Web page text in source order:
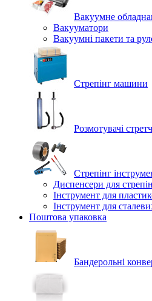
Вакуумне
Вакууматори
Вакуумні пакети та
Стрепінг машини
Розмотувачі
Стрепінг
Диспенсери для
Інструмент для
Інструмент для
Поштова упаковка
Бандерольні